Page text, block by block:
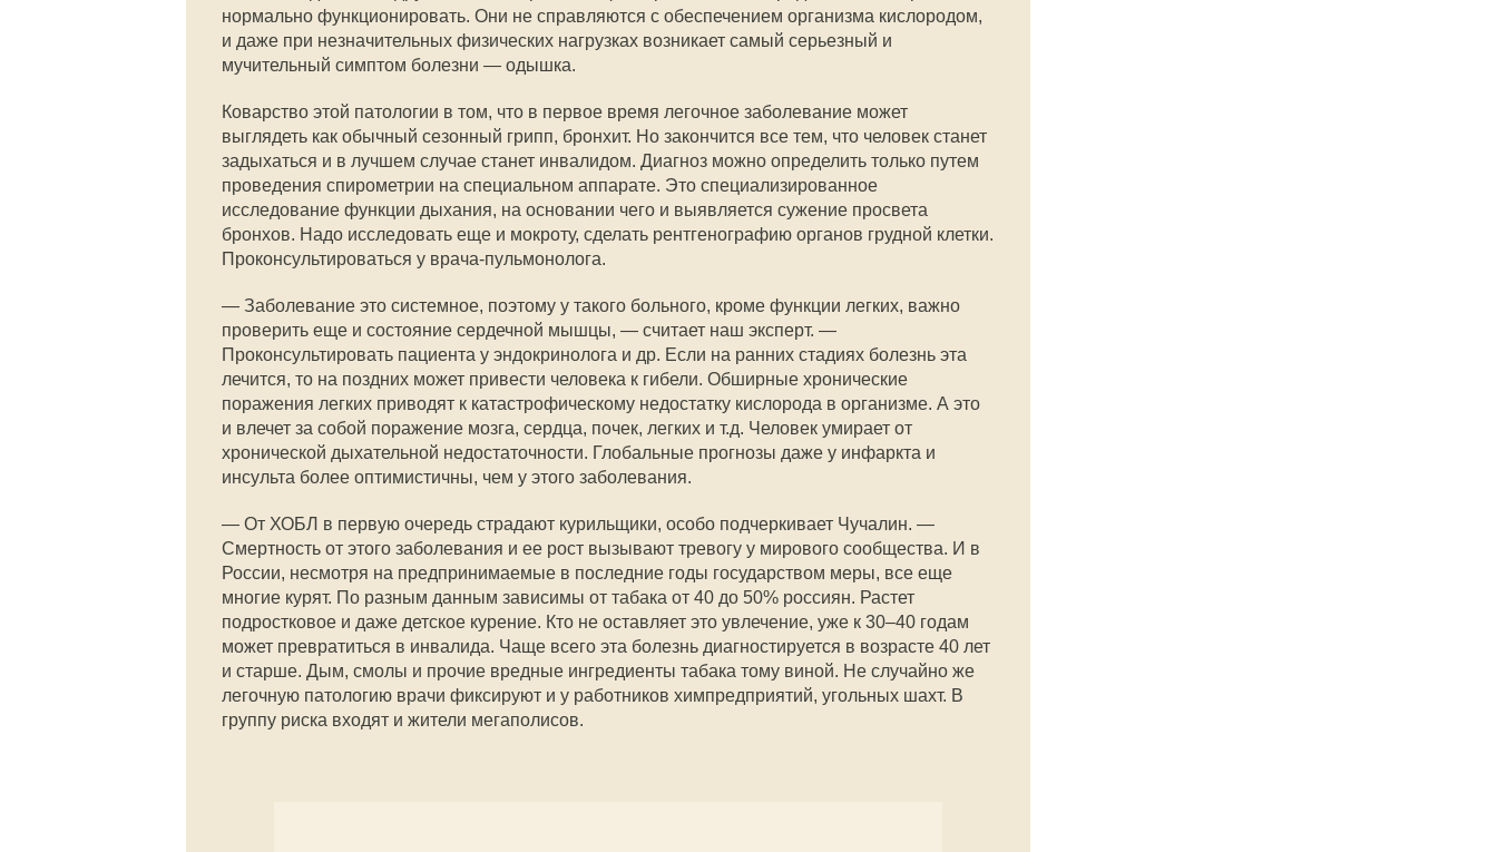
нормально функционировать. Они не справляются с обеспечением организма кислородом,
и даже при незначительных физических нагрузках возникает самый серьезный и
мучительный симптом болезни — одышка.
Коварство этой патологии в том, что в первое время легочное заболевание может
выглядеть как обычный сезонный грипп, бронхит. Но закончится все тем, что человек станет
задыхаться и в лучшем случае станет инвалидом. Диагноз можно определить только путем
проведения спирометрии на специальном аппарате. Это специализированное
исследование функции дыхания, на основании чего и выявляется сужение просвета
бронхов. Надо исследовать еще и мокроту, сделать рентгенографию органов грудной клетки.
Проконсультироваться у врача-пульмонолога.
— Заболевание это системное, поэтому у такого больного, кроме функции легких, важно
проверить еще и состояние сердечной мышцы, — считает наш эксперт. —
Проконсультировать пациента у эндокринолога и др. Если на ранних стадиях болезнь эта
лечится, то на поздних может привести человека к гибели. Обширные хронические
поражения легких приводят к катастрофическому недостатку кислорода в организме. А это
и влечет за собой поражение мозга, сердца, почек, легких и т.д. Человек умирает от
хронической дыхательной недостаточности. Глобальные прогнозы даже у инфаркта и
инсульта более оптимистичны, чем у этого заболевания.
— От ХОБЛ в первую очередь страдают курильщики, особо подчеркивает Чучалин. —
Смертность от этого заболевания и ее рост вызывают тревогу у мирового сообщества. И в
России, несмотря на предпринимаемые в последние годы государством меры, все еще
многие курят. По разным данным зависимы от табака от 40 до 50% россиян. Растет
подростковое и даже детское курение. Кто не оставляет это увлечение, уже к 30–40 годам
может превратиться в инвалида. Чаще всего эта болезнь диагностируется в возрасте 40 лет
и старше. Дым, смолы и прочие вредные ингредиенты табака тому виной. Не случайно же
легочную патологию врачи фиксируют и у работников химпредприятий, угольных шахт. В
группу риска входят и жители мегаполисов.